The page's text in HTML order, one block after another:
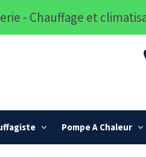
- Chauffage et
Pompe A Chaleur